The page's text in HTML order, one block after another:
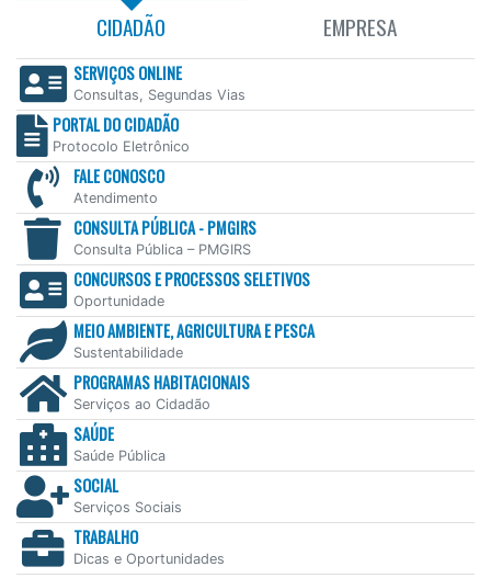
CIDADÃO EMPRESA
SERVIÇOS ONLINE
Consultas, Segundas Vias
PORTAL DO CIDADÃO
Protocolo Eletrônico
FALE CONOSCO
Atendimento
CONSULTA PÚBLICA - PMGIRS
Consulta Pública – PMGIRS
CONCURSOS E PROCESSOS SELETIVOS
Oportunidade
MEIO AMBIENTE, AGRICULTURA E PESCA
Sustentabilidade
PROGRAMAS HABITACIONAIS
Serviços ao Cidadão
SAÚDE
Saúde Pública
SOCIAL
Serviços Sociais
TRABALHO
Dicas e Oportunidades